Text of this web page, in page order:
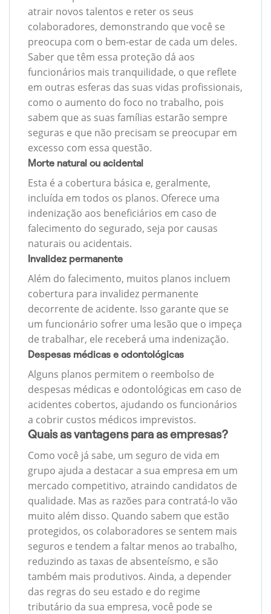
atrair novos talentos e reter os seus
colaboradores, demonstrando que você se
preocupa com o bem-estar de cada um deles.
Saber que têm essa proteção dá aos
funcionários mais tranquilidade, o que reflete
em outras esferas das suas vidas profissionais,
como o aumento do foco no trabalho, pois
sabem que as suas famílias estarão sempre
seguras e que não precisam se preocupar em
excesso com essa questão.
Morte natural ou acidental
Esta é a cobertura básica e, geralmente,
incluída em todos os planos. Oferece uma
indenização aos beneficiários em caso de
falecimento do segurado, seja por causas
naturais ou acidentais.
Invalidez permanente
Além do falecimento, muitos planos incluem
cobertura para invalidez permanente
decorrente de acidente. Isso garante que se
um funcionário sofrer uma lesão que o impeça
de trabalhar, ele receberá uma indenização.
Despesas médicas e odontológicas
Alguns planos permitem o reembolso de
despesas médicas e odontológicas em caso de
acidentes cobertos, ajudando os funcionários
a cobrir custos médicos imprevistos.
Quais as vantagens para as empresas?
Como você já sabe, um seguro de vida em
grupo ajuda a destacar a sua empresa em um
mercado competitivo, atraindo candidatos de
qualidade. Mas as razões para contratá-lo vão
muito além disso. Quando sabem que estão
protegidos, os colaboradores se sentem mais
seguros e tendem a faltar menos ao trabalho,
reduzindo as taxas de absenteísmo, e são
também mais produtivos. Ainda, a depender
das regras do seu estado e do regime
tributário da sua empresa, você pode se